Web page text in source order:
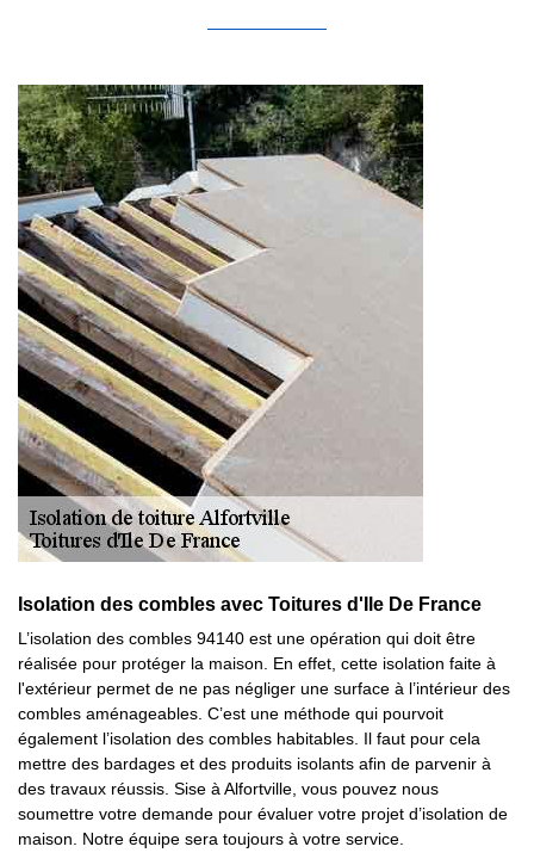
Isolation des combles avec Toitures d'Ile De France
L’isolation des combles 94140 est une opération qui doit être
réalisée pour protéger la maison. En effet, cette isolation faite à
l'extérieur permet de ne pas négliger une surface à l’intérieur des
combles aménageables. C’est une méthode qui pourvoit
également l’isolation des combles habitables. Il faut pour cela
mettre des bardages et des produits isolants afin de parvenir à
des travaux réussis. Sise à Alfortville, vous pouvez nous
soumettre votre demande pour évaluer votre projet d’isolation de
maison. Notre équipe sera toujours à votre service.